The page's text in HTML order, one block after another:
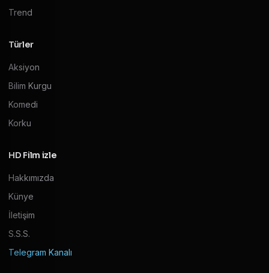
Trend
Türler
Aksiyon
Bilim Kurgu
Komedi
Korku
HD Film izle
Hakkımızda
Künye
İletişim
S.S.S.
Telegram Kanalı